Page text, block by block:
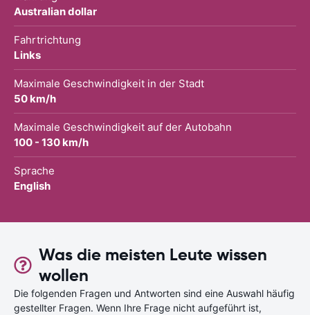
Australian dollar
Fahrtrichtung
Links
Maximale Geschwindigkeit in der Stadt
50 km/h
Maximale Geschwindigkeit auf der Autobahn
100 - 130 km/h
Sprache
English
Was die meisten Leute wissen
wollen
Die folgenden Fragen und Antworten sind eine Auswahl häufig
gestellter Fragen. Wenn Ihre Frage nicht aufgeführt ist,